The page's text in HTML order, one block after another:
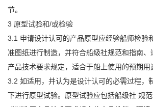
节。
3 原型试验和/或检验
3.1 申请设计认可的产品原型应经验船师检验
准图纸进行制造，并符合船级社规范和指南、
产品技术要求规定，适合于船上使用的预期用
3.2 如适用，并认为是设计认可的必需过程，
下进行原型试验。原型试验应包括船级社 规范